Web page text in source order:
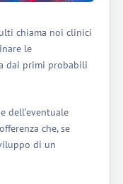
chiama noi clinici
le
dai primi probabili
dell’eventuale
che, se
di un